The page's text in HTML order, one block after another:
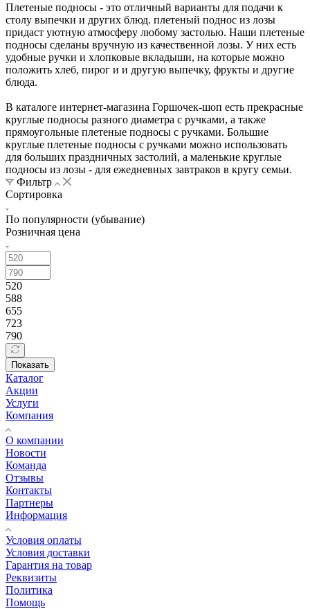
Плетеные подносы - это отличный варианты для подачи к
столу выпечки и других блюд. плетеный поднос из лозы
придаст уютную атмосферу любому застолью. Наши плетеные
подносы сделаны вручную из качественной лозы. У них есть
удобные ручки и хлопковые вкладыши, на которые можно
положить хлеб, пирог и и другую выпечку, фрукты и другие
блюда.
В каталоге интернет-магазина Горшочек-шоп есть прекрасные
круглые подносы разного диаметра с ручками, а также
прямоугольные плетеные подносы с ручками. Большие
круглые плетеные подносы с ручками можно использовать
для больших праздничных застолий, а маленькие круглые
подносы из лозы - для ежедневных завтраков в кругу семьи.
Фильтр
Сортировка
По популярности (убывание)
Розничная цена
520
588
655
723
790
Показать
Каталог
Акции
Услуги
Компания
О компании
Новости
Команда
Отзывы
Контакты
Партнеры
Информация
Условия оплаты
Условия доставки
Гарантия на товар
Реквизиты
Политика
Помощь